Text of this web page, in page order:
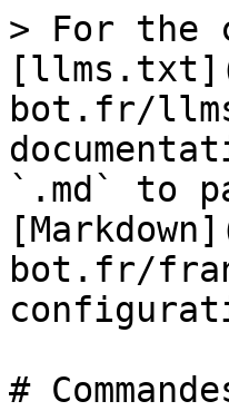
> For the
bot.fr/
`.md` to
bot.fr/
#